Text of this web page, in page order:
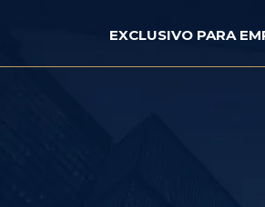
EXCLUSIVO PARA